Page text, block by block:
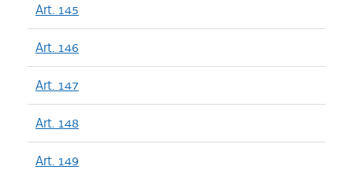
Art. 145
Art. 146
Art. 147
Art. 148
Art. 149